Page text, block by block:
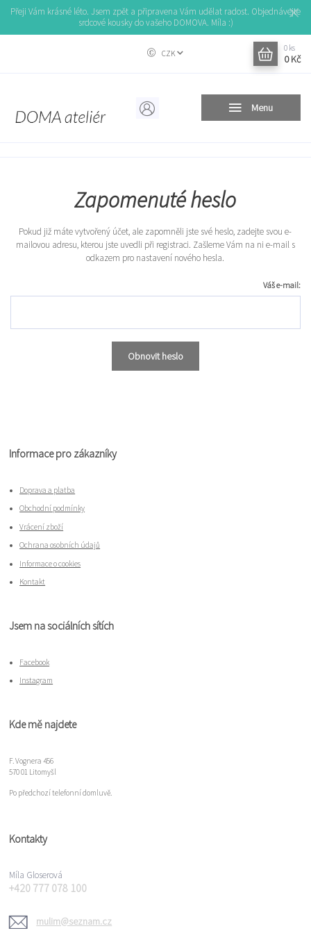
Přeji Vám krásné léto. Jsem zpět a připravena Vám udělat radost. Objednávejte
srdcové kousky do vašeho DOMOVA. Míla :)
Menu
CZK
0 ks
0 Kč
Zapomenuté heslo
Pokud již máte vytvořený účet, ale zapomněli jste své heslo, zadejte svou e-
mailovou adresu, kterou jste uvedli při registraci. Zašleme Vám na ni e-mail s
odkazem pro nastavení nového hesla.
Váš e-mail:
Obnovit heslo
Informace pro zákazníky
Doprava a platba
Obchodní podmínky
Vrácení zboží
Ochrana osobních údajů
Informace o cookies
Kontakt
Jsem na sociálních sítích
Facebook
Instagram
Kde mě najdete
F. Vognera 456
570 01 Litomyšl
Po předchozí telefonní domluvě.
Kontakty
Míla Gloserová
+420 777 078 100
mulim@seznam.cz